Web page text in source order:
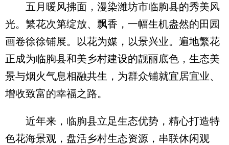
五月暖风拂面，漫染潍坊市临朐县的秀美风
光。繁花次第绽放、飘香，一幅生机盎然的田园
画卷徐徐铺展。以花为媒，以景兴业。遍地繁花
正成为临朐县和美乡村建设的靓丽底色，生态美
景与烟火气息相融共生，为群众铺就宜居宜业、
增收致富的幸福之路。
近年来，临朐县立足生态优势，精心打造特
色花海景观，盘活乡村生态资源，串联休闲观